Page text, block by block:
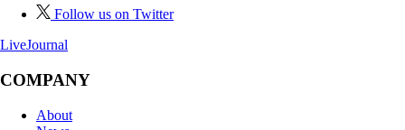
Follow us on Twitter
LiveJournal
COMPANY
About